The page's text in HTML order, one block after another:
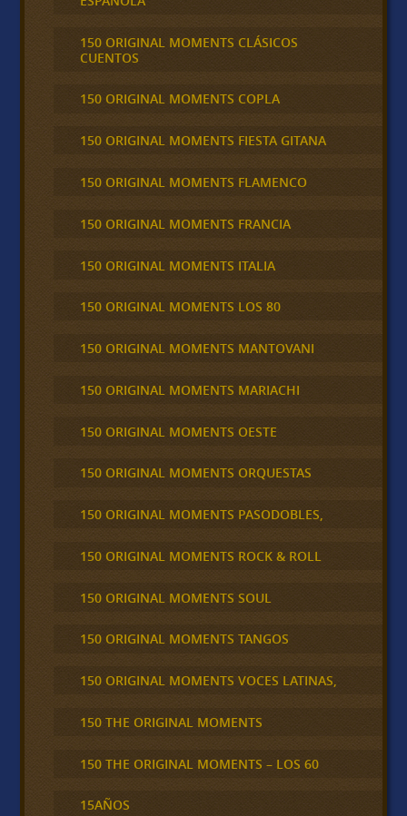
150 ORIGINAL MOMENTS CLÁSICOS
CUENTOS
150 ORIGINAL MOMENTS COPLA
150 ORIGINAL MOMENTS FIESTA GITANA
150 ORIGINAL MOMENTS FLAMENCO
150 ORIGINAL MOMENTS FRANCIA
150 ORIGINAL MOMENTS ITALIA
150 ORIGINAL MOMENTS LOS 80
150 ORIGINAL MOMENTS MANTOVANI
150 ORIGINAL MOMENTS MARIACHI
150 ORIGINAL MOMENTS OESTE
150 ORIGINAL MOMENTS ORQUESTAS
150 ORIGINAL MOMENTS PASODOBLES,
150 ORIGINAL MOMENTS ROCK & ROLL
150 ORIGINAL MOMENTS SOUL
150 ORIGINAL MOMENTS TANGOS
150 ORIGINAL MOMENTS VOCES LATINAS,
150 THE ORIGINAL MOMENTS
150 THE ORIGINAL MOMENTS – LOS 60
15AÑOS